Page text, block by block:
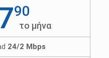
90
το μήνα
24/2 Mbps